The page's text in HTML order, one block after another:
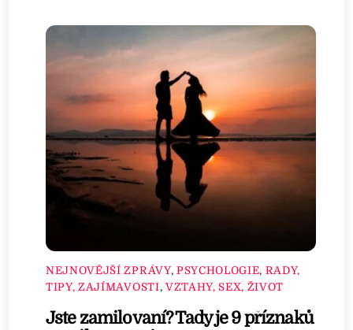
NEJNOVĚJŠÍ ZPRÁVY, PSYCHOLOGIE, RADY,
TIPY, ZAJÍMAVOSTI, VZTAHY, SEX, ŽIVOT
Jste zamilovaní? Tady je 9 příznaků